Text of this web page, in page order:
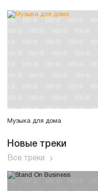
Музыка для дома
Новые треки
Все треки